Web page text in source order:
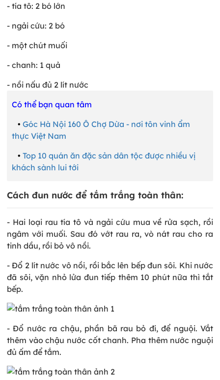
- tía tô: 2 bó lớn
- ngải cứu: 2 bó
- một chút muối
- chanh: 1 quả
- nồi nấu đủ 2 lít nước
Có thể bạn quan tâm
• Góc Hà Nội 160 Ô Chợ Dừa - nơi tôn vinh ẩm
thực Việt Nam
• Top 10 quán ăn đặc sản dân tộc được nhiều vị
khách sành lui tới
Cách đun nước để tắm trắng toàn thân:
- Hai loại rau tía tô và ngải cứu mua về rửa sạch, rồi
ngâm với muối. Sau đó vớt rau ra, vò nát rau cho ra
tinh dầu, rồi bỏ vô nồi.
- Đổ 2 lít nước vô nồi, rồi bắc lên bếp đun sôi. Khi nước
đã sôi, vặn nhỏ lửa đun tiếp thêm 10 phút nữa thì tắt
bếp.
- Đổ nước ra chậu, phần bã rau bỏ đi, để nguội. Vắt
thêm vào chậu nước cốt chanh. Pha thêm nước nguội
đủ ấm để tắm.